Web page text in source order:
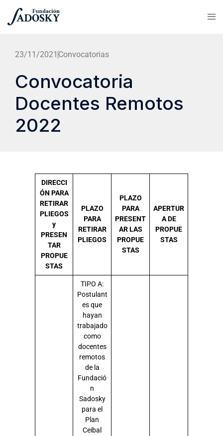
23/11/2021 Convocatorias
Convocatoria
Docentes Remotos
2022
DIRECCI
ÓN PARA
RETIRAR
PLIEGOS
y
PRESEN
TAR
PROPUE
STAS
PLAZO
PARA
RETIRAR
PLIEGOS
PLAZO
PARA
PRESENT
AR LAS
PROPUE
STAS
APERTUR
A DE
PROPUE
STAS
TIPO A:
Postulant
es que
hayan
trabajado
como
docentes
remotos
de la
Fundació
n
Sadosky
para el
Plan
Ceibal